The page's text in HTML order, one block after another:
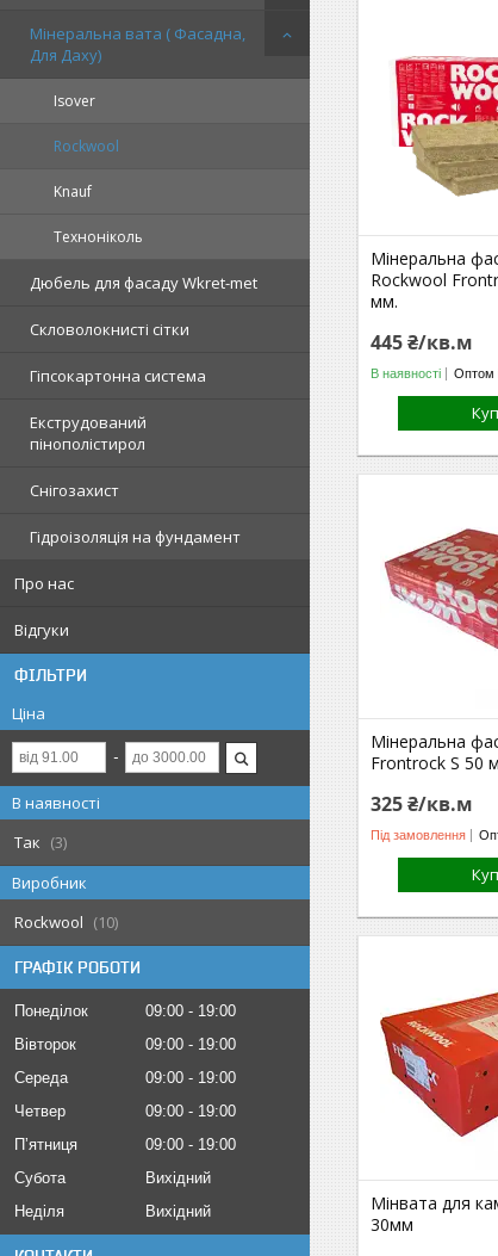
Мінеральна вата ( Фасадна,
Для Даху)
Isover
Rockwool
Knauf
Техноніколь
Дюбель для фасаду Wkret-met
Скловолокнисті сітки
Гіпсокартонна система
Екструдований
пінополістирол
Снігозахист
Гідроізоляція на фундамент
Про нас
Відгуки
ФІЛЬТРИ
Ціна
В наявності
Так
3
Виробник
Rockwool
10
ГРАФІК РОБОТИ
Понеділок 09:00
19:00
Вівторок
09:00
19:00
Середа
09:00
19:00
Четвер
09:00
19:00
Пʼятниця
09:00
19:00
Субота
Вихідний
Неділя
Вихідний
Мінеральна
Rockwool
мм.
445 ₴/кв.м
В наявності Оптом
Мінеральна
Frontrock S 50
325 ₴/кв.м
Під замовлення
Мінвата для
30мм